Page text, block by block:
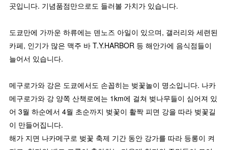
곳입니다. 기념품점만으로도 들러볼 가치가 있습니다.
도쿄만에 가까운 하류에는 덴노즈 아일이 있으며, 갤러리와 세련된
카페, 인기가 많은 맥주 바 T.Y.HARBOR 등 해안가에 음식점들이
늘어서 있습니다.
메구로가와 강은 도쿄에서도 손꼽히는 벚꽃놀이 명소입니다. 나카
메구로가와 강 양쪽 산책로에는 1km에 걸쳐 벚나무들이 심어져 있
어 3월 하순에서 4월 초순까지 벚꽃이 활짝 피면 강을 따라 벚꽃길
이 만들어집니다.
해가 지면 나카메구로 벚꽃 축제 기간 동안 강가를 따라 등롱이 켜